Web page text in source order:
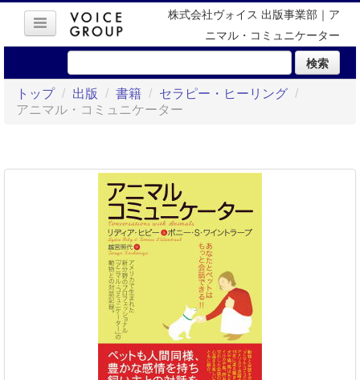
株式会社ヴォイス 出版事業部｜ア
ニマル・コミュニケーター
検索
トップ / 出版 / 書籍 / セラピー・ヒーリング /
アニマル・コミュニケーター